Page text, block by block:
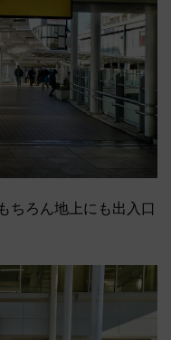
ちろん地上にも出入口